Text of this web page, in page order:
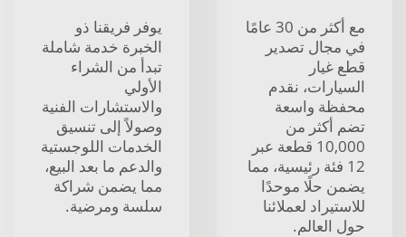
مع أكثر من 30 عامًا
في مجال تصدير
قطع غيار
السيارات، نقدم
محفظة واسعة
تضم أكثر من
10,000 قطعة عبر
12 فئة رئيسية، مما
يضمن حلًا موحدًا
للاستيراد لعملائنا
حول العالم.
يوفر فريقنا ذو
الخبرة خدمة شاملة
تبدأ من الشراء
الأولي
والاستشارات الفنية
وصولاً إلى تنسيق
الخدمات اللوجستية
والدعم ما بعد البيع،
مما يضمن شراكة
سلسة ومرضية.